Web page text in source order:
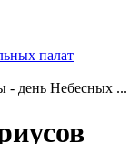
палат
- день Небесных ...